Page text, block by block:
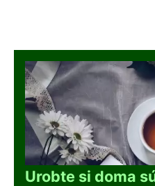
Urobte si doma